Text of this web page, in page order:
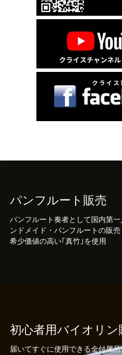
パンフルート販売
パンフルート奏者として国内第
ンドメイド・パンフルートの販売
希少価値の高い｢真竹｣を使用
初心者用バイオリン
届いてすぐに使用できる全付属